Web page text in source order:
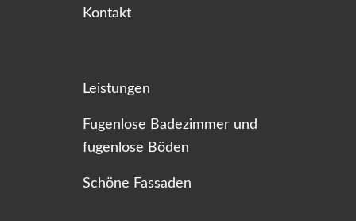
Kontakt
Leistungen
Fugenlose Badezimmer und
fugenlose Böden
Schöne Fassaden